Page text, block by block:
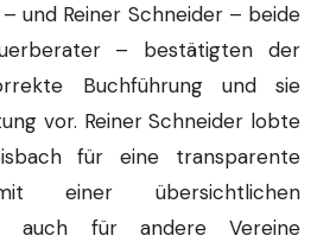
und Reiner Schneider – beide
– bestätigten der
Buchführung und sie
vor. Reiner Schneider lobte
für eine transparente
einer übersichtlichen
auch für andere Vereine